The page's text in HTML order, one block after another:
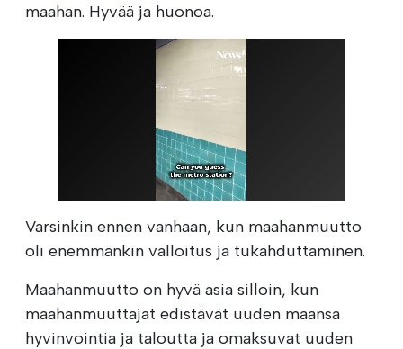
maahan. Hyvää ja huonoa.
Varsinkin ennen vanhaan, kun maahanmuutto
oli enemmänkin valloitus ja tukahduttaminen.
Maahanmuutto on hyvä asia silloin, kun
maahanmuuttajat edistävät uuden maansa
hyvinvointia ja taloutta ja omaksuvat uuden